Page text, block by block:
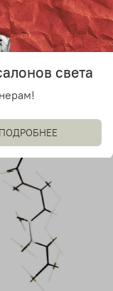
дизайнерский
AGNES от Roll &
черный)
руб света
ПОДРОБНЕЕ